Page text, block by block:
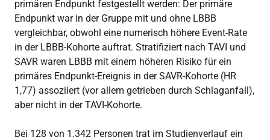
primären Endpunkt festgestellt werden: Der primäre
Endpunkt war in der Gruppe mit und ohne LBBB
vergleichbar, obwohl eine numerisch höhere Event-Rate
in der LBBB-Kohorte auftrat. Stratifiziert nach TAVI und
SAVR waren LBBB mit einem höheren Risiko für ein
primäres Endpunkt-Ereignis in der SAVR-Kohorte (HR
1,77) assoziiert (vor allem getrieben durch Schlaganfall),
aber nicht in der TAVI-Kohorte.
Bei 128 von 1.342 Personen trat im Studienverlauf ein